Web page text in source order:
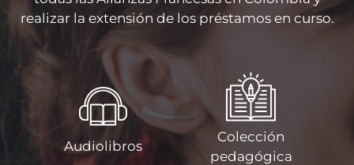
realizar la extensión de los préstamos en curso.
Audiolibros
Colección
pedagógica